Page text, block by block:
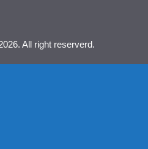
All right reserverd.